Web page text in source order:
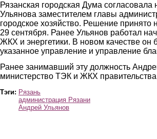
Рязанская городская Дума
Ульянова заместителем главы
городское хозяйство. Решение принято
29 сентября. Ранее Ульянов работал
ЖКХ и энергетики. В новом качестве он
указанное управление и управление
Ранее занимавший эту должность
министерство ТЭК и ЖКХ правительства
Тэги: Рязань
администрация Рязани
Андрей Ульянов